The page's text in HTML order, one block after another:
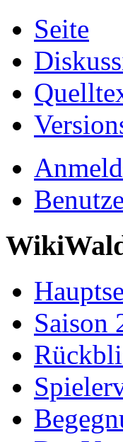
Seite
Saison